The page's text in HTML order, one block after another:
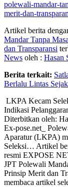
polewali-mandar-
merit-dan-
Artikel berita
Mandar Tanpa
dan Transparansi
News oleh : Hasan
Berita terkait:
Berlalu Lintas
LKPA Kecam
Indikasi
Diterbitkan oleh:
Ex-pose.net_
Aparatur (LKPA)
Seleksi… Artikel
resmi EXPOSE
JPT Polewali
Prinsip Merit dan
membaca artikel